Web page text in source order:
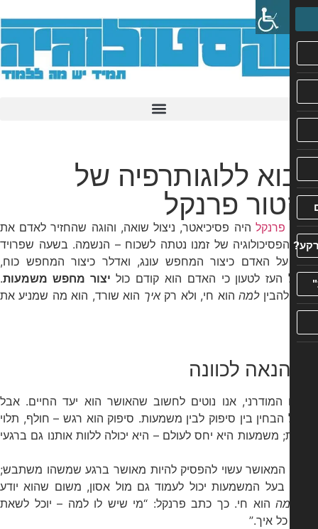
ללוגותרפיה של
פרנקל
פרנקלהיה פסיכיאטר, ניצול שואה, והוגה שהחזיר לאדם את
של זמנו נטתה לשכוח – הנשמה. בשעה שפרויד
האדם כיצור המחפש עונג, ואדלר כיצור המחפש כוח,
העז לטעון כי האדם הוא קודם כוליצור מחפש משמעות.
למההוא חי, ולא רקאיךהוא שורד, הוא מה שמניע את
לכוונה
המודרני, אנו נוטים לחשוב שהאושר הוא יעד החיים. אבל
הבחין בין סיפוק לבין משמעות. סיפוק הוא רגש – חולף, תלוי
משמעות היא יחס לעולם – היא יכולה ללוות אותנו גם ברגעי
עשוי להפסיק להיות מאושר ברגע שמשהו משתבש;
המשמעות יכול לעמוד גם מול אסון, משום שהוא יודע
הוא חי. כך כתב פרנקל: “מי שיש לו למה – יוכל לשאת
איך.”